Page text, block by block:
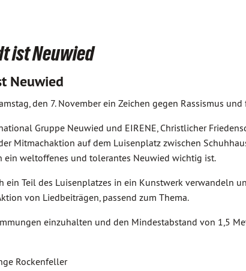
ist Neuwied
Neuwied
den 7. November ein Zeichen gegen Rassismus
Gruppe Neuwied und EIRENE, Christlicher
Mitmachaktion auf dem Luisenplatz zwischen
ein weltoffenes und tolerantes Neuwied wichtig ist.
ein Teil des Luisenplatzes in ein Kunstwerk verwandeln
von Liedbeiträgen, passend zum Thema.
einzuhalten und den Mindestabstand von 1,5
Rockenfeller